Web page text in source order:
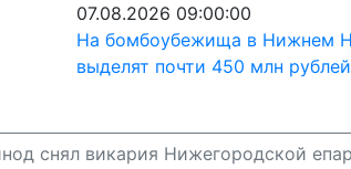
07.08.2026 09:00:00
На бомбоубежища в Нижнем
выделят почти 450 млн рублей